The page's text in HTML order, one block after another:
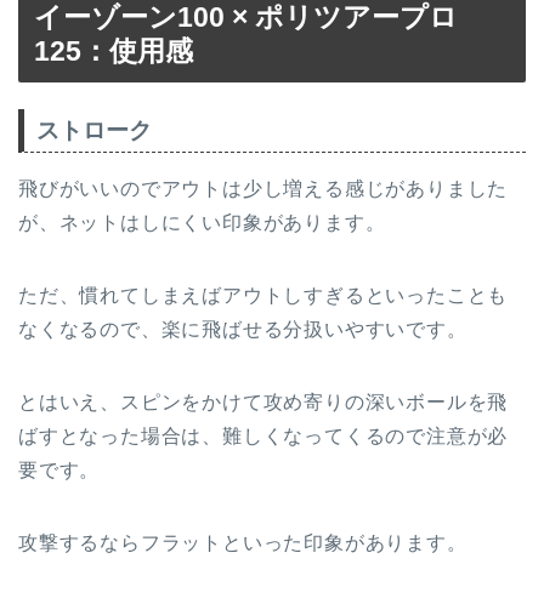
イーゾーン100 × ポリツアープロ
125：使用感
ストローク
飛びがいいのでアウトは少し増える感じがありました
が、ネットはしにくい印象があります。
ただ、慣れてしまえばアウトしすぎるといったことも
なくなるので、楽に飛ばせる分扱いやすいです。
とはいえ、スピンをかけて攻め寄りの深いボールを飛
ばすとなった場合は、難しくなってくるので注意が必
要です。
攻撃するならフラットといった印象があります。